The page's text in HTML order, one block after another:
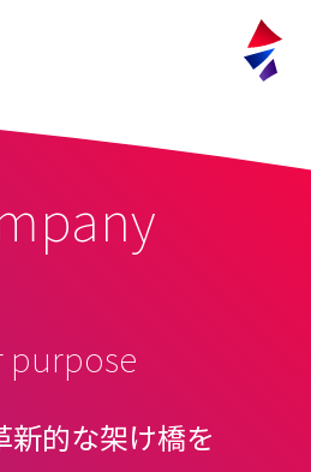
purpose
新的な架け橋を